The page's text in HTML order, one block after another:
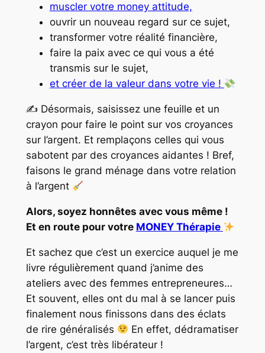
muscler votre money attitude,
ouvrir un nouveau regard sur ce sujet,
transformer votre réalité financière,
faire la paix avec ce qui vous a été
transmis sur le sujet,
et créer de la valeur dans votre vie !
✍ Désormais, saisissez une feuille et un
crayon pour faire le point sur vos croyances
sur l’argent. Et remplaçons celles qui vous
sabotent par des croyances aidantes ! Bref,
faisons le grand ménage dans votre relation
à l’argent
Alors, soyez honnêtes avec vous même !
Et en route pour votre MONEY Thérapie
Et sachez que c’est un exercice auquel je me
livre régulièrement quand j’anime des
ateliers avec des femmes entrepreneures…
Et souvent, elles ont du mal à se lancer puis
finalement nous finissons dans des éclats
de rire généralisés
En effet, dédramatiser
l’argent, c’est très libérateur !